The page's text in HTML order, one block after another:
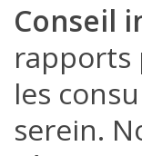
Conseil
rapports
les
serein.